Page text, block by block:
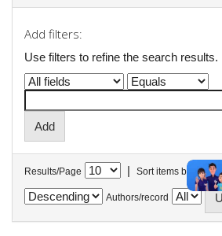
Add filters:
Use filters to refine the search results.
Results/Page | Sort items by
Authors/record